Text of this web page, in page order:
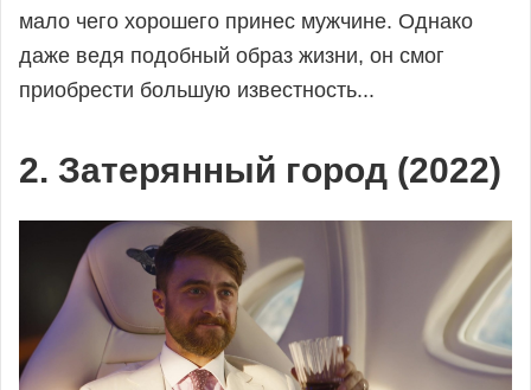
мало чего хорошего принес мужчине. Однако
даже ведя подобный образ жизни, он смог
приобрести большую известность...
2. Затерянный город (2022)